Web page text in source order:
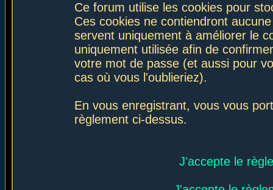
Ce forum utilise les cookies pour
Ces cookies ne contiendront
servent uniquement à améliorer le
uniquement utilisée afin de
votre mot de passe (et aussi pour
cas où vous l'oublieriez).
En vous enregistrant, vous vous
règlement ci-dessus.
J'accepte le